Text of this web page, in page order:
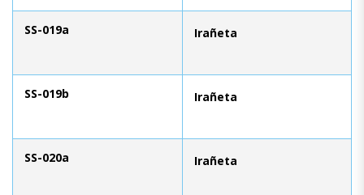
SS-019a Irañeta
SS-019b Irañeta
SS-020a Irañeta